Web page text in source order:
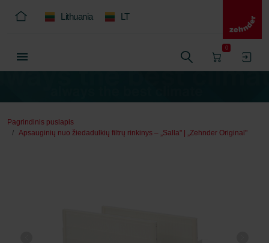
Lithuania LT
0
Pagrindinis puslapis
Apsauginių nuo žiedadulkių filtrų rinkinys – „Salla" | „Zehnder Original"